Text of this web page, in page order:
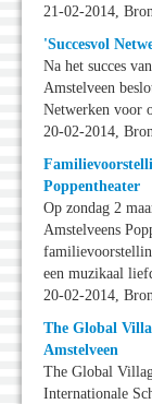
21-02-2014,
'Succesvol
Na het succes
Amstelveen
Netwerken voor
20-02-2014,
Poppentheater
Op zondag 2
Amstelveens
een muzikaal
20-02-2014,
The Global
Amstelveen
The Global
Internationale